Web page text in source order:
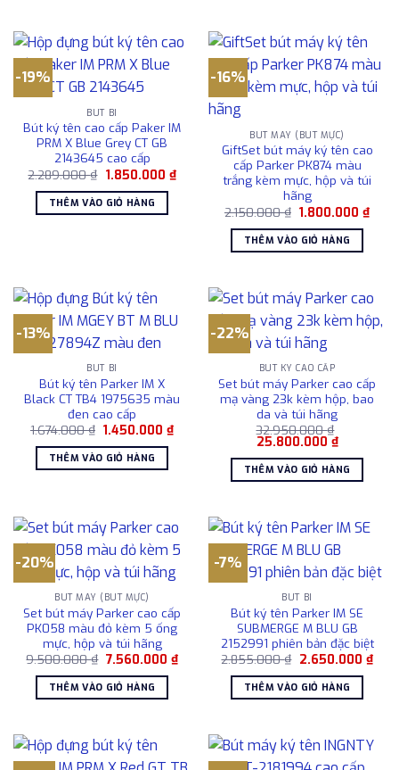
-19%
BÚT BI
Bút ký tên cao cấp Paker IM
PRM X Blue Grey CT GB
2143645 cao cấp
2.289.000₫ Giá
là:
2.289.000 ₫.
1.850.000 ₫Giá
hiện
1.850.000 ₫.
THÊM VÀO GIỎ HÀNG
-16%
BÚT MÁY (BÚT MỰC)
GiftSet bút máy ký tên cao
cấp Parker PK874 màu
trắng kèm mực, hộp và túi
hãng
2.150.000₫ Giá
là:
2.150.000 ₫.
1.800.000₫Giá
hiện
THÊM VÀO GIỎ HÀNG
-13%
BÚT BI
Bút ký tên Parker IM X
Black CT TB4 1975635 màu
đen cao cấp
1.674.000₫ Giá
là:
1.674.000 ₫.
1.450.000₫Giá
hiện
THÊM VÀO GIỎ HÀNG
-22%
BÚT KÝ CAO CẤP
Set bút máy Parker cao cấp
mạ vàng 23k kèm hộp, bao
da và túi hãng
32.950.000₫
Giá
là:
32.950.000 ₫.
25.800.000 ₫Giá
hiện
tại
là:
THÊM VÀO GIỎ HÀNG
-20%
BÚT MÁY (BÚT MỰC)
Set bút máy Parker cao cấp
PK058 màu đỏ kèm 5 ống
mực, hộp và túi hãng
9.500.000₫ Giá
là:
9.500.000 ₫.
7.560.000 ₫Giá
THÊM VÀO GIỎ HÀNG
-7%
BÚT BI
Bút ký tên Parker IM SE
SUBMERGE M BLU GB
2152991 phiên bản đặc biệt
2.855.000₫ Giá
là:
2.855.000 ₫.
2.650.000 ₫Giá
THÊM VÀO GIỎ HÀNG